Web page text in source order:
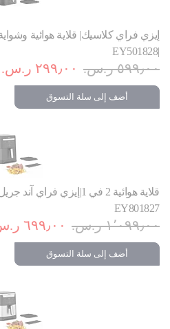
|EY501828
٢٩٩٫٠٠ ر.س.‏ ٥٩٩٫٠٠ ر.س.‏
أضف إلى سلة التسوق
EY801827
٦٩٩٫٠٠ ر.س.‏ ١٬٠٩٩٫٠٠ ر.س.‏
أضف إلى سلة التسوق